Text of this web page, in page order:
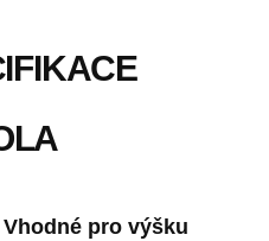
Vhodné pro výšku